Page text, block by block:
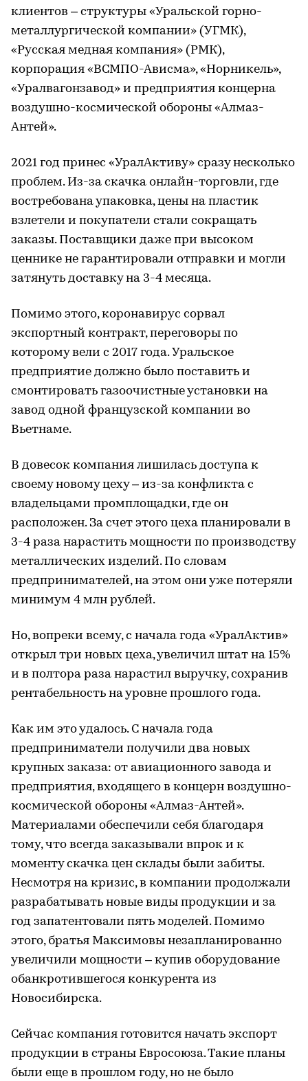
клиентов – структуры «Уральской горно-
металлургической компании» (УГМК),
«Русская медная компания» (РМК),
корпорация «ВСМПО-Ависма», «Норникель»,
«Уралвагонзавод» и предприятия концерна
воздушно-космической обороны «Алмаз-
Антей».
2021 год принес «УралАктиву» сразу несколько
проблем. Из-за скачка онлайн-торговли, где
востребована упаковка, цены на пластик
взлетели и покупатели стали сокращать
заказы. Поставщики даже при высоком
ценнике не гарантировали отправки и могли
затянуть доставку на 3-4 месяца.
Помимо этого, коронавирус сорвал
экспортный контракт, переговоры по
которому вели с 2017 года. Уральское
предприятие должно было поставить и
смонтировать газоочистные установки на
завод одной французской компании во
Вьетнаме.
В довесок компания лишилась доступа к
своему новому цеху – из-за конфликта с
владельцами промплощадки, где он
расположен. За счет этого цеха планировали в
3-4 раза нарастить мощности по производству
металлических изделий. По словам
предпринимателей, на этом они уже потеряли
минимум 4 млн рублей.
Но, вопреки всему, с начала года «УралАктив»
открыл три новых цеха, увеличил штат на 15%
и в полтора раза нарастил выручку, сохранив
рентабельность на уровне прошлого года.
Как им это удалось. С начала года
предприниматели получили два новых
крупных заказа: от авиационного завода и
предприятия, входящего в концерн воздушно-
космической обороны «Алмаз-Антей».
Материалами обеспечили себя благодаря
тому, что всегда заказывали впрок и к
моменту скачка цен склады были забиты.
Несмотря на кризис, в компании продолжали
разрабатывать новые виды продукции и за
год запатентовали пять моделей. Помимо
этого, братья Максимовы незапланированно
увеличили мощности – купив оборудование
обанкротившегося конкурента из
Новосибирска.
Сейчас компания готовится начать экспорт
продукции в страны Евросоюза. Такие планы
были еще в прошлом году, но не было